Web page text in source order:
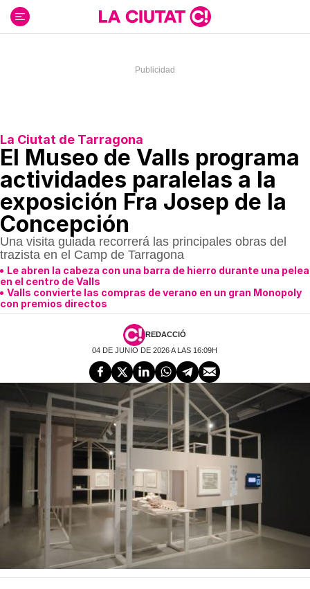
contenido
La Ciutat de Tarragona
El Museo de Valls programa
actividades paralelas a la
exposición Fra Josep de la
Concepción
Una visita guiada recorrerá las principales obras del
trazista en el Camp de Tarragona
Le abren la cabeza con una barra de hierro durante una pelea
en el centro de Valls
Valls convierte las compras de verano en un gran Monopoly
con premios directos
REDACCIÓ
04 DE JUNIO DE 2026 A LAS 16:09H